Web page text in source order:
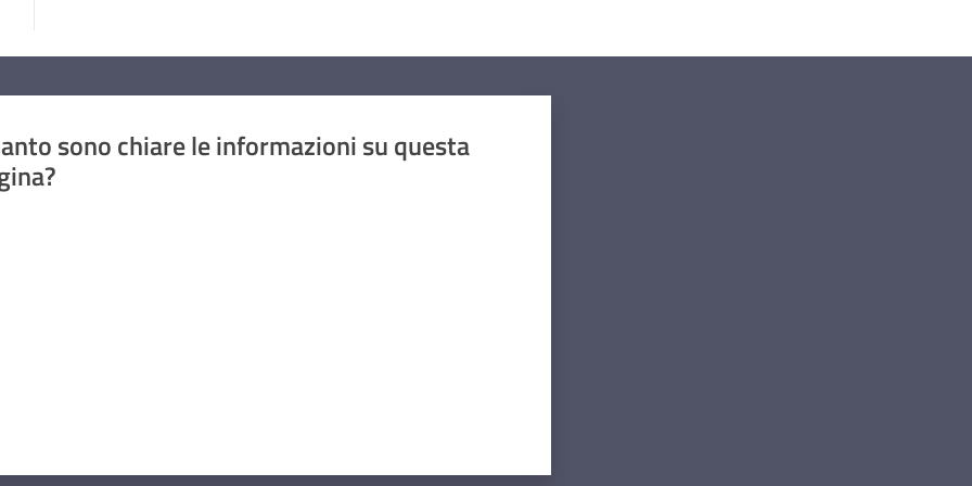
sono chiare le informazioni su questa